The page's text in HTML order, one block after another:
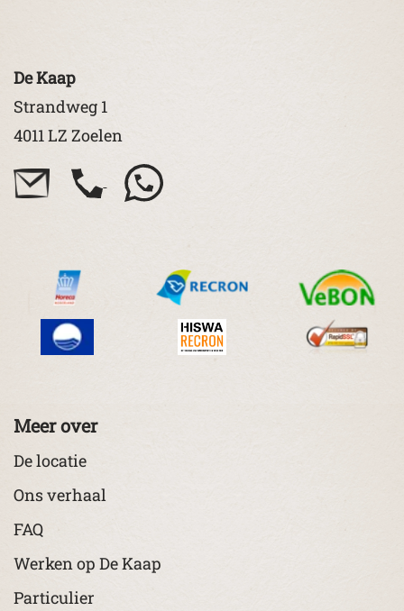
De Kaap
Strandweg 1
4011 LZ Zoelen
Meer over
De locatie
Ons verhaal
FAQ
Werken op De Kaap
Particulier